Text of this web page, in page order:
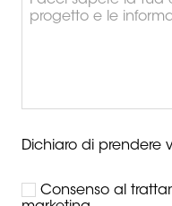
Dichiaro di prendere
Consenso al